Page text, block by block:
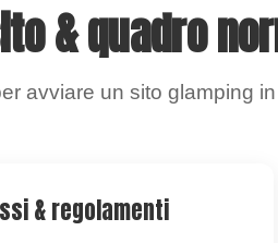
& quadro
avviare un sito glamping
& regolamenti